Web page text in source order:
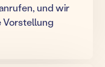
und wir
Vorstellung